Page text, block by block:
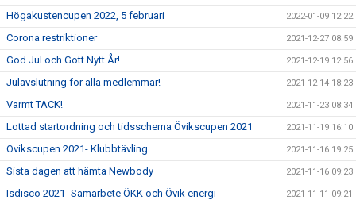
Högakustencupen 2022, 5 februari 2022-01-09 12:22
Corona restriktioner 2021-12-27 08:59
God Jul och Gott Nytt År! 2021-12-19 12:56
Julavslutning för alla medlemmar! 2021-12-14 18:23
Varmt TACK! 2021-11-23 08:34
Lottad startordning och tidsschema Övikscupen 2021 2021-11-19 16:10
Övikscupen 2021- Klubbtävling 2021-11-16 19:25
Sista dagen att hämta Newbody 2021-11-16 09:23
Isdisco 2021- Samarbete ÖKK och Övik energi 2021-11-11 09:21